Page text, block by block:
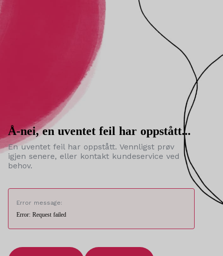
Å-nei, en uventet feil har oppstått...
En uventet feil har oppstått. Vennligst prøv
igjen senere, eller kontakt kundeservice ved
behov.
Error message:
Error: Request failed